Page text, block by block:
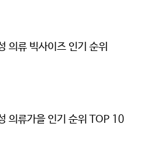
의류 빅사이즈 인기 순위
의류가을 인기 순위 TOP 10